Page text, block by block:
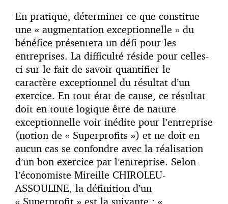
En pratique, déterminer ce que constitue
une « augmentation exceptionnelle » du
bénéfice présentera un défi pour les
entreprises. La difficulté réside pour celles-
ci sur le fait de savoir quantifier le
caractère exceptionnel du résultat d’un
exercice. En tout état de cause, ce résultat
doit en toute logique être de nature
exceptionnelle voir inédite pour l’entreprise
(notion de « Superprofits ») et ne doit en
aucun cas se confondre avec la réalisation
d’un bon exercice par l’entreprise. Selon
l’économiste Mireille CHIROLEU-
ASSOULINE, la définition d’un
« Superprofit » est la suivante : «